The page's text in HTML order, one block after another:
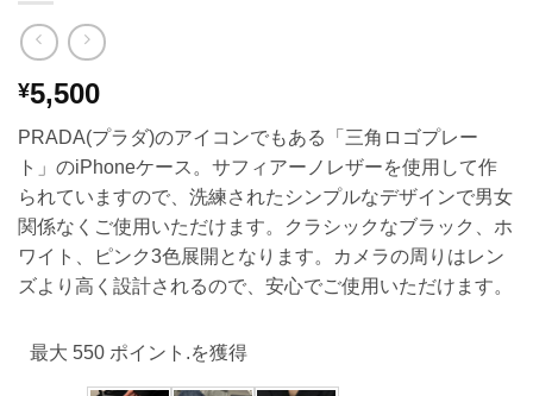
¥5,500
PRADA(プラダ)のアイコンでもある「三角ロゴプレー
ト」のiPhoneケース。サフィアーノレザーを使用して作
られていますので、洗練されたシンプルなデザインで男女
関係なくご使用いただけます。クラシックなブラック、ホ
ワイト、ピンク3色展開となります。カメラの周りはレン
ズより高く設計されるので、安心でご使用いただけます。
最大 550 ポイント.を獲得